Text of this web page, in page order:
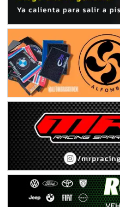
Ciudad de Avellaneda (Asfalto)
Avellaneda (Santa Fe)
SUR SANTAFESINO - F4
José Samuel Sánchez (Tierra)
Rufino (Santa Fe)
TUCUMANO - F5
Juan Navarro (Asfalto)
El Timbó (Tucumán)